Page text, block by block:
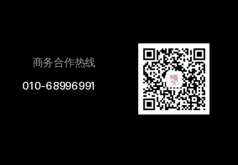
商务合作热线
010-68996991